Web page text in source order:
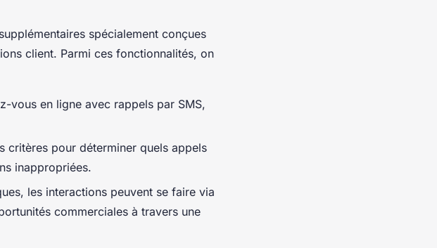
spécialement conçues
client. Parmi ces fonctionnalités, on
vous en ligne avec rappels par SMS,
critères pour déterminer quels appels
inappropriées.
les interactions peuvent se faire via
commerciales à travers une